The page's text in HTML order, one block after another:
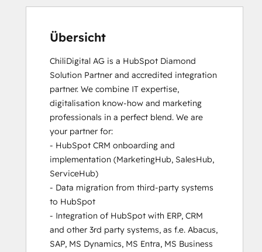
Inbound Marketing
Inbound Sales
Platform Consulting
Service Hub Software
Social Media Marketing Certification
Course
Social Media Marketing Certification II
Übersicht
ChiliDigital AG is a HubSpot Diamond
Solution Partner and accredited integration
partner. We combine IT expertise,
digitalisation know-how and marketing
professionals in a perfect blend. We are
your partner for:
- HubSpot CRM onboarding and
implementation (MarketingHub, SalesHub,
ServiceHub)
- Data migration from third-party systems
to HubSpot
- Integration of HubSpot with ERP, CRM
and other 3rd party systems, as f.e. Abacus,
SAP, MS Dynamics, MS Entra, MS Business